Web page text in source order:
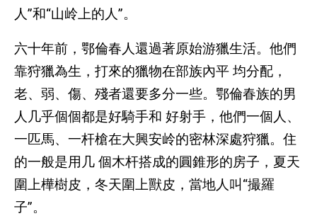
人”和“山岭上的人”。
六十年前，鄂倫春人還過著原始游獵生活。他們
靠狩獵為生，打來的獵物在部族內平 均分配，
老、弱、傷、殘者還要多分一些。鄂倫春族的男
人几乎個個都是好騎手和 好射手，他們一個人、
一匹馬、一杆槍在大興安岭的密林深處狩獵。住
的一般是用几 個木杆搭成的圓錐形的房子，夏天
圍上樺樹皮，冬天圍上獸皮，當地人叫“撮羅
子”。